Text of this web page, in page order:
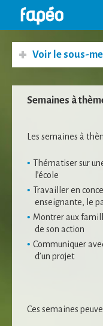
Voir le sous-
Semaines à
Les semaines à
Thématiser sur
l’école
Travailler en
enseignante, le
Montrer aux
de son action
Communiquer
d’un projet
Ces semaines